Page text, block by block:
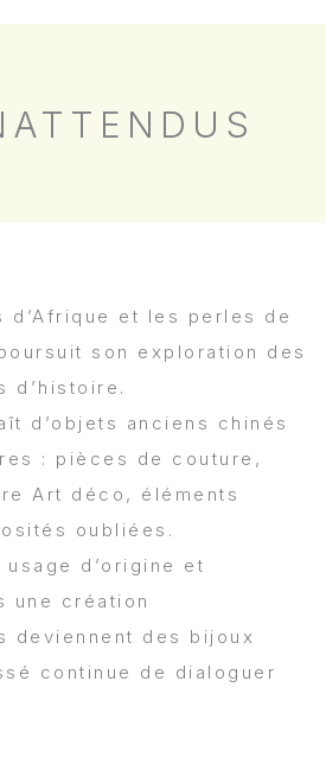
d’Afrique et les perles de
son exploration des
d’histoire.
d’objets anciens chinés
: pièces de couture,
Art déco, éléments
oubliées.
d’origine et
une création
deviennent des bijoux
continue de dialoguer